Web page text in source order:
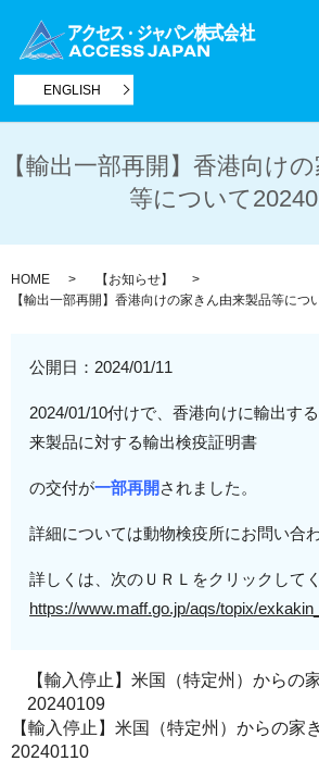
ENGLISH
【輸出一部再開】香港向け
等について
HOME
【お知らせ】
【輸出一部再開】香港向けの家きん由来製品等につ
公開日： 2024/01/11
2024/01/10付けで、香港向けに輸出する
来製品に対する輸出検疫証明書
の交付が一部再開 されました。
詳細については動物検疫所にお問い合
詳しくは、次のＵＲＬをクリックして
https://www.maff.go.jp/aqs/topix/
【輸入停止】米国（特定州）からの
20240109
【輸入停止】米国（特定州）からの家
20240110